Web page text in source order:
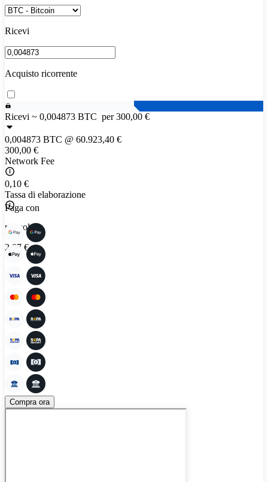
Ricevi
Acquisto ricorrente
Ricevi ~ 0,004873 BTC per 300,00 €
0,004873 BTC @ 60.923,40 €
300,00 €
Network Fee
0,10 €
Tassa di elaborazione
per solo
2,97 €
Paga con
Compra ora